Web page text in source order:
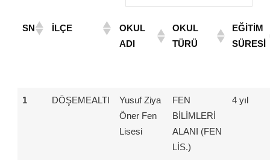
SN İLÇE
OKUL
ADI
OKUL
TÜRÜ
EĞİTİM
SÜRESİ
1 DÖŞEMEALTI
Yusuf Ziya
Öner Fen
Lisesi
FEN
BİLİMLERİ
ALANI (FEN
LİS.)
4 yıl